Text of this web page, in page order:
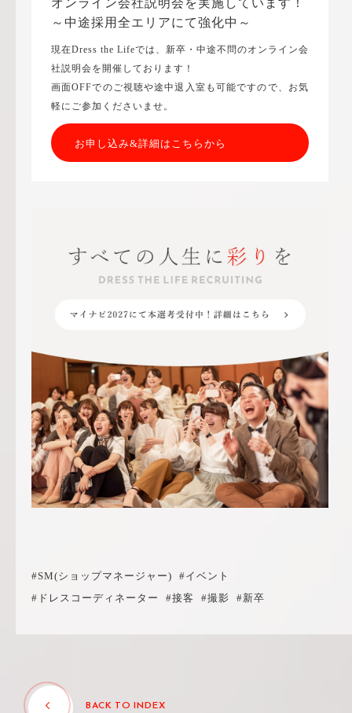
オンライン会社説明会を実施しています！
～中途採用全エリアにて強化中～
現在Dress the Lifeでは、新卒・中途不問のオンライン会
社説明会を開催しております！
画面OFFでのご視聴や途中退入室も可能ですので、お気
軽にご参加くださいませ。
お申し込み&詳細はこちらから
#SM(ショップマネージャー)
#イベント
#ドレスコーディネーター
#接客 #撮影 #新卒
BACK TO INDEX